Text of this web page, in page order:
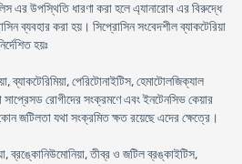
এর উপস্থিতি ধারণা করা হলে এ্যানারোব এর বিরুদ্ধে
ব্যবহার করা হয়। সিপ্রোসিন সংবেদশীল ব্যাকটেরিয়া
হয়ঃ
ব্যাকটেরিমিয়া, পেরিটোনাইটিস, হেমাটোলজিক্যাল
রোগীদের সংক্রমণে এবং ইনটেনসিভ কেয়ার
জটিলতা যথা সংক্রমিত ক্ষত রয়েছে এদের ক্ষেত্রে।
ব্রঙ্কোনিউমোনিয়া, তীব্র ও জটিল ব্রঙ্কাইটিস,